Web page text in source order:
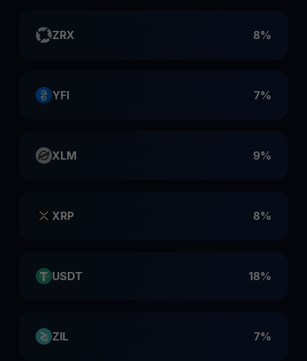
ZRX 8%
YFI 7%
XLM 9%
XRP 8%
USDT 18%
ZIL 7%